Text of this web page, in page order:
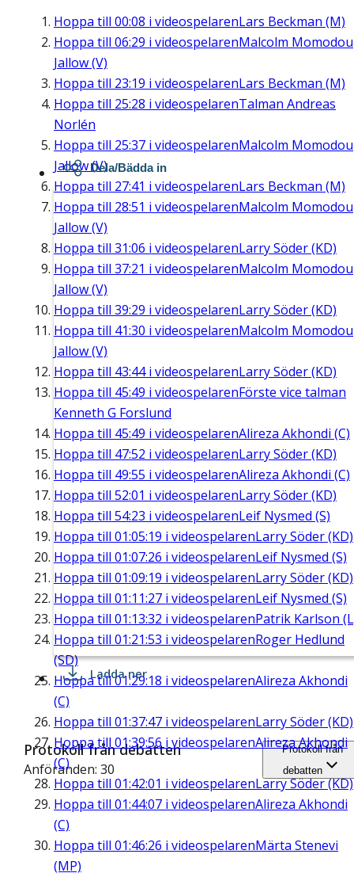
Hoppa till 00:08 i videospelarenLars Beckman (M)
Hoppa till 06:29 i videospelarenMalcolm Momodou
Jallow (V)
Hoppa till 23:19 i videospelarenLars Beckman (M)
Hoppa till 25:28 i videospelarenTalman Andreas
Norlén
Hoppa till 25:37 i videospelarenMalcolm Momodou
Jallow (V)
Hoppa till 27:41 i videospelarenLars Beckman (M)
Hoppa till 28:51 i videospelarenMalcolm Momodou
Jallow (V)
Hoppa till 31:06 i videospelarenLarry Söder (KD)
Hoppa till 37:21 i videospelarenMalcolm Momodou
Jallow (V)
Hoppa till 39:29 i videospelarenLarry Söder (KD)
Hoppa till 41:30 i videospelarenMalcolm Momodou
Jallow (V)
Hoppa till 43:44i videospelarenLarry Söder (KD)
Hoppa till 45:49 i videospelarenFörste vice talman
Kenneth G Forslund
Hoppa till 45:49 i videospelarenAlireza Akhondi (C)
Hoppa till 47:52 i videospelarenLarry Söder (KD)
Hoppa till 49:55 i videospelarenAlireza Akhondi (C)
Hoppa till 52:01 i videospelarenLarry Söder (KD)
Hoppa till 54:23 i videospelarenLeif Nysmed (S)
Hoppa till 01:05:19 i videospelarenLarry Söder (KD)
Hoppa till 01:07:26 i videospelarenLeif Nysmed (S)
Hoppa till 01:09:19 i videospelarenLarry Söder (KD)
Hoppa till 01:11:27 i videospelarenLeif Nysmed (S)
Hoppa till 01:13:32 i videospelarenPatrik Karlson
Hoppa till 01:21:53 i videospelarenRoger Hedlund
(SD)
Hoppa till01:29:18 i videospelarenAlireza Akhondi
(C)
Hoppa till 01:37:47 i videospelarenLarry Söder (KD)
Hoppa till 01:39:56 i videospelarenAlireza Akhondi
(C)
Hoppa till 01:42:01 i videospelarenLarry Söder (KD)
Hoppa till 01:44:07 i videospelarenAlireza Akhondi
(C)
Hoppa till 01:46:26 i videospelarenMärta Stenevi
(MP)
Dela/Bädda in
Ladda ner
Protokoll från debatten
Anföranden: 30
Protokoll från
debatten